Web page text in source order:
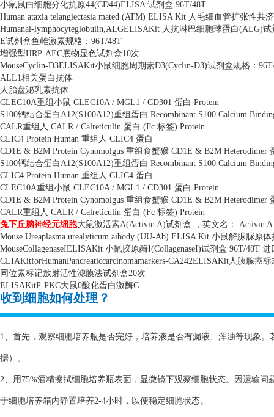
小鼠鼠白细胞分化抗原44(CD44)ELISA 试剂盒 96T/48T
Human ataxia telangiectasia mated (ATM) ELISA Kit 人毛细血管扩张性共
Humanai-lymphocyteglobulin,ALGELISAKit 人抗淋巴细胞球蛋白(ALG)试
E试剂盒鱼雌激素规格： 96T/48T
增强型HRP-AEC底物显色试剂盒10次
MouseCyclin-D3ELISAKit小鼠细胞周期素D3(Cyclin-D3)试剂盒规格：
ALL1相关蛋白抗体
人胎盘泌乳素抗体
CLEC10A重组小鼠 CLEC10A / MGL1 / CD301 蛋白 Protein
S100钙结合蛋白A12(S100A12)重组蛋白 Recombinant S100 Calcium
CALR重组人 CALR / Calreticulin 蛋白 (Fc 标签) Protein
CLIC4 Protein Human 重组人 CLIC4 蛋白
CD1E & B2M Protein Cynomolgus 重组食蟹猴 CD1E & B2M Heterodimer
S100钙结合蛋白A12(S100A12)重组蛋白 Recombinant S100 Calcium
CLIC4 Protein Human 重组人 CLIC4 蛋白
CLEC10A重组小鼠 CLEC10A / MGL1 / CD301 蛋白 Protein
CD1E & B2M Protein Cynomolgus 重组食蟹猴 CD1E & B2M Heterodimer
CALR重组人 CALR / Calreticulin 蛋白 (Fc 标签) Protein
兔下丘脑神经元细胞大鼠激活素A(Activin A)试剂盒 ，英文名：
Activin
Mouse Ureaplasma urealyticum aibody (UU-Ab) ELISA Kit 小鼠解脲脲原体
MouseCollagenaseIELISAKit 小鼠胶原酶I(CollagenaseI)试剂盒 96T/48T 进
CLIAKitforHumanPancreaticcarcinomamarkers-CA242ELISAKit人胰腺癌标
同位素标记放射活性滤膜法试剂盒20次
ELISAKitP-PKC大鼠0酸化蛋白激酶C
收到细胞如何处理？
1、首先，观察细胞培养瓶是否完好，培养液是否有漏液、浑浊等现象
据）。
2、用75%酒精擦拭细胞培养瓶表面，显微镜下观察细胞状态。因运输
于细胞培养箱内静置培养2-4小时，以便稳定细胞状态。